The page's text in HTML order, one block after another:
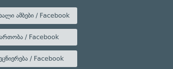
ამბები / Facebook
/ Facebook
/ Facebook